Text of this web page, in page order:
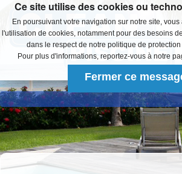
Ce site utilise des cookies ou
En poursuivant votre navigation sur notre site,
l'utilisation de cookies, notamment pour des besoins
dans le respect de notre politique de
Pour plus d'informations, reportez-vous à notre
Fermer ce
Accueil
Produits